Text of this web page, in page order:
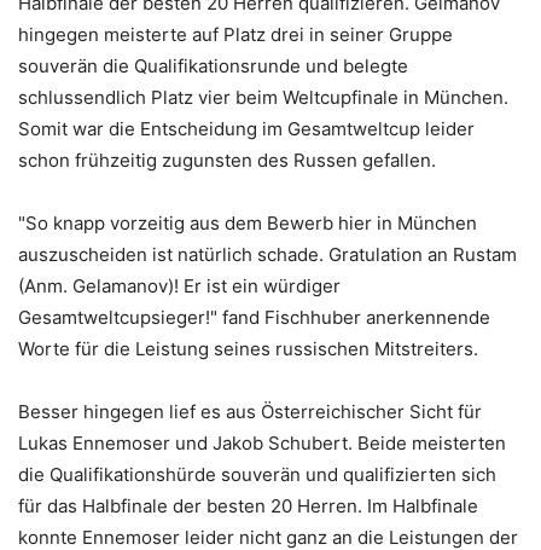
hingegen meisterte auf Platz drei in seiner Gruppe
souverän die Qualifikationsrunde und belegte
schlussendlich Platz vier beim Weltcupfinale in München.
Somit war die Entscheidung im Gesamtweltcup leider
schon frühzeitig zugunsten des Russen gefallen.
"So knapp vorzeitig aus dem Bewerb hier in München
auszuscheiden ist natürlich schade. Gratulation an Rustam
(Anm. Gelamanov)! Er ist ein würdiger
Gesamtweltcupsieger!" fand Fischhuber anerkennende
Worte für die Leistung seines russischen Mitstreiters.
Besser hingegen lief es aus Österreichischer Sicht für
Lukas Ennemoser und Jakob Schubert. Beide meisterten
die Qualifikationshürde souverän und qualifizierten sich
für das Halbfinale der besten 20 Herren. Im Halbfinale
konnte Ennemoser leider nicht ganz an die Leistungen der